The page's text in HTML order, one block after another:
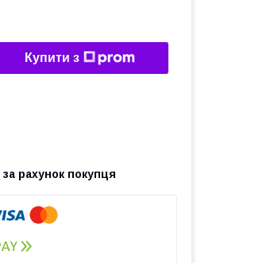
Купити з
за рахунок покупця